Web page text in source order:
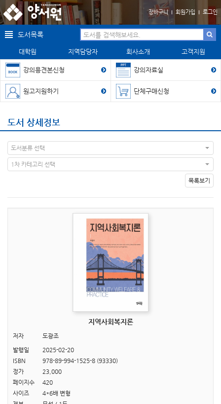
장바구니 회원가입 로그인
도서목록
대학원 지역담당자 회사소개 고객지원
강의용견본신청 강의자료실
원고지원하기 단체구매신청
도서 상세정보
도서분류 선택
1차 카테고리 선택
목록보기
지역사회복지론
저자
도광조
발행일
2025-02-20
ISBN
978-89-994-1525-8 (93330)
정가
23,000
페이지수
420
사이즈
4*6배 변형